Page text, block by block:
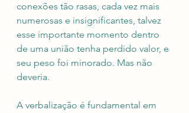
conexões tão rasas, cada vez mais
numerosas e insignificantes, talvez
esse importante momento dentro
de uma união tenha perdido valor, e
seu peso foi minorado. Mas não
deveria.
A verbalização é fundamental em